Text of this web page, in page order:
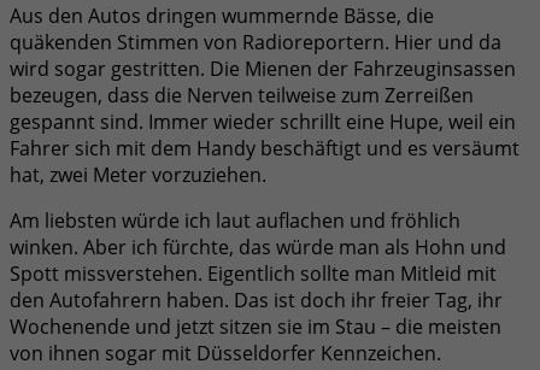
Aus den Autos dringen wummernde Bässe, die
quäkenden Stimmen von Radioreportern. Hier und da
wird sogar gestritten. Die Mienen der Fahrzeuginsassen
bezeugen, dass die Nerven teilweise zum Zerreißen
gespannt sind. Immer wieder schrillt eine Hupe, weil ein
Fahrer sich mit dem Handy beschäftigt und es versäumt
hat, zwei Meter vorzuziehen.
Am liebsten würde ich laut auflachen und fröhlich
winken. Aber ich fürchte, das würde man als Hohn und
Spott missverstehen. Eigentlich sollte man Mitleid mit
den Autofahrern haben. Das ist doch ihr freier Tag, ihr
Wochenende und jetzt sitzen sie im Stau – die meisten
von ihnen sogar mit Düsseldorfer Kennzeichen.